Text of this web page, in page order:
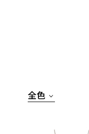
全色